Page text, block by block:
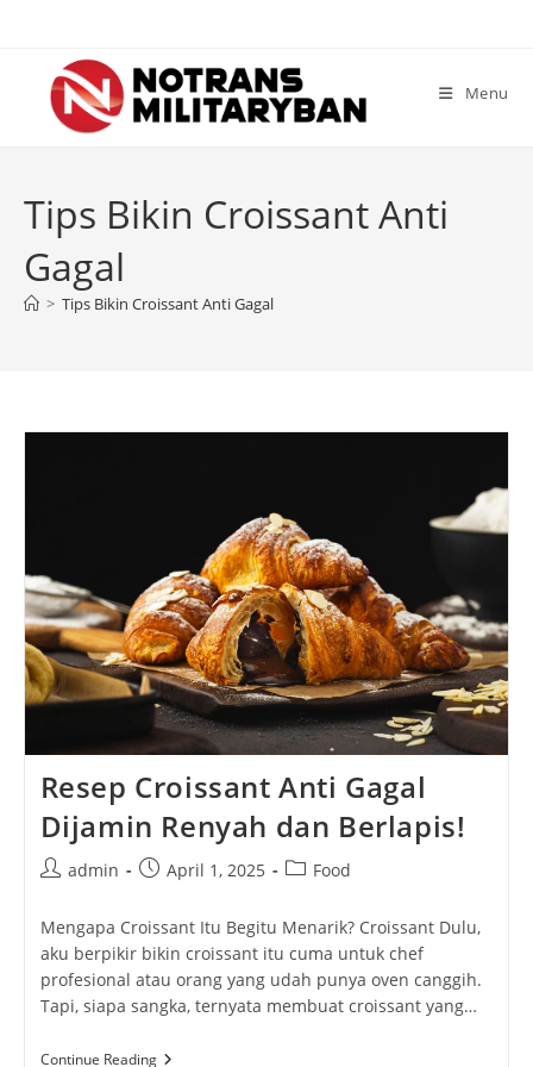
content
Menu
Tips Bikin Croissant Anti
Gagal
> Tips Bikin Croissant Anti Gagal
Resep Croissant Anti Gagal
Dijamin Renyah dan Berlapis!
Postadmin
PostApril 1, 2025
PostFood
Mengapa Croissant Itu Begitu Menarik? Croissant Dulu,
aku berpikir bikin croissant itu cuma untuk chef
profesional atau orang yang udah punya oven canggih.
Tapi, siapa sangka, ternyata membuat croissant yang…
Continue ReadingResep